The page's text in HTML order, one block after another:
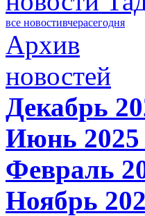
все новостивчерасегодня
Архив
новостей
Декабрь
Июнь 2025
Февраль
Ноябрь